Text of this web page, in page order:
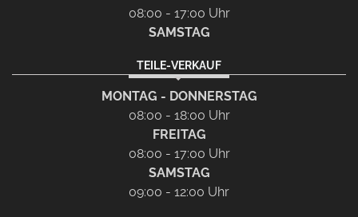
08:00 - 17:00 Uhr
SAMSTAG
TEILE-VERKAUF
MONTAG - DONNERSTAG
08:00 - 18:00 Uhr
FREITAG
08:00 - 17:00 Uhr
SAMSTAG
09:00 - 12:00 Uhr